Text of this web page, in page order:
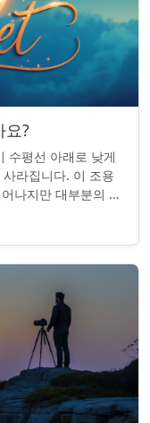
요?
수평선 아래로 낮게
라집니다. 이 조용
나지만 대부분의 사